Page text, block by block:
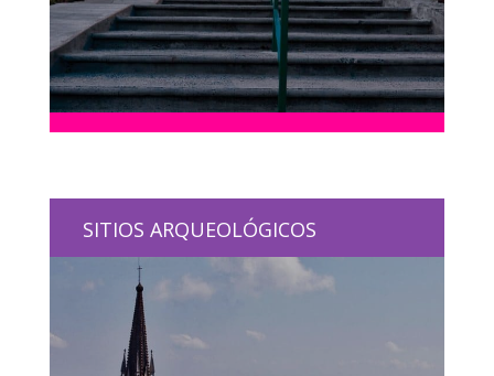
SITIOS ARQUEOLÓGICOS